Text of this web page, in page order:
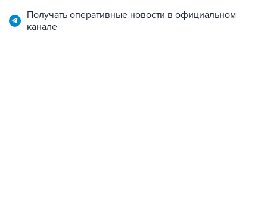
Получать оперативные новости в официальном
канале